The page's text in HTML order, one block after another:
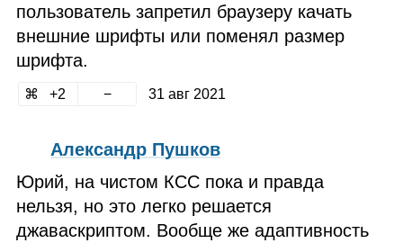
пользователь запретил браузеру качать
внешние шрифты или поменял размер
шрифта.
2 31 авг 2021
Александр Пушков
Юрий, на чистом КСС пока и правда
нельзя, но это легко решается
джаваскриптом. Вообще же адаптивность